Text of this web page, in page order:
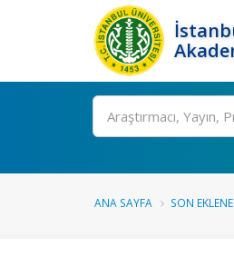
Ara
ANA SAYFA SON